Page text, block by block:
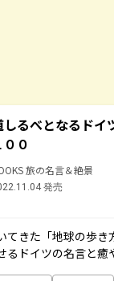
しるべとなるドイ
００
旅の名言＆絶景
発売
てきた「地球の歩き
るドイツの名言と癒